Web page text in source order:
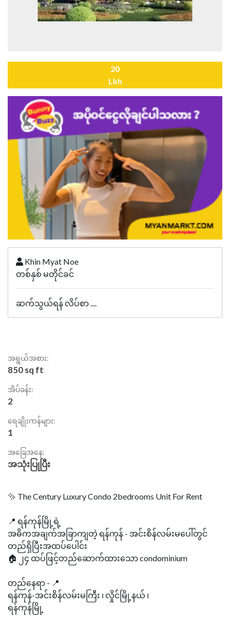
20
Lkh
Khin Myat Noe
တစ်နှစ် မတိုင်ခင်
ဆက်သွယ်ရန် လိပ်စာ ....
အရွယ်အစား:
850 sq ft
အိပ်ခန်း:
2
ရေချိုးကန်များ:
1
အခြေအနေ:
အသုံးပြုပြီး
✨ The Century Luxury Condo 2bedrooms Unit For Rent
📍 ရန်ကုန်မြို့ရဲ့
အဓိကအချက်အခြာကျတဲ့ ရန်ကုန် - အင်းစိန်လမ်းမပေါ်တွင်
တည်ရှိပြီးအထပ်ပေါင်း
🏠 ၂၄ ထပ်ဖြင့်တည်ဆောက်ထားသော condominium
တည်နေရာ - 📍
ရန်ကုန်-အင်းစိန်လမ်းမကြီး ၊ လှိုင်မြို့နယ် ၊
ရန်ကုန်မြို့